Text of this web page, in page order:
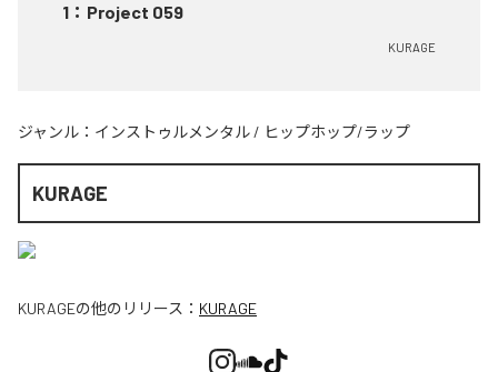
1 ： Project 059
KURAGE
ジャンル： インストゥルメンタル / ヒップホップ/ラップ
KURAGE
KURAGEの他のリリース： KURAGE